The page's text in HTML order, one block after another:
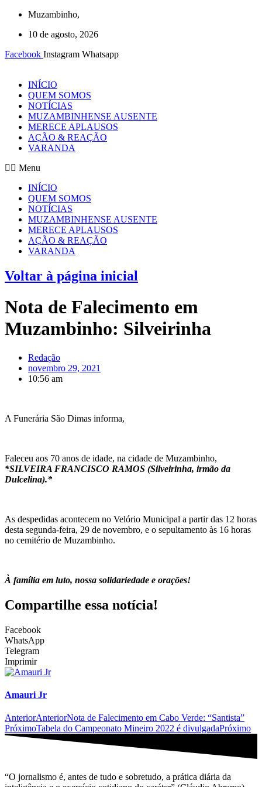
Muzambinho,
10 de agosto, 2026
Facebook Instagram Whatsapp
INÍCIO
QUEM SOMOS
NOTÍCIAS
MUZAMBINHENSE AUSENTE
MERECE APLAUSOS
AÇÃO & REAÇÃO
VARANDA
Menu
INÍCIO
QUEM SOMOS
NOTÍCIAS
MUZAMBINHENSE AUSENTE
MERECE APLAUSOS
AÇÃO & REAÇÃO
VARANDA
Voltar à página inicial
Nota de Falecimento em
Muzambinho: Silveirinha
Redação
novembro 29, 2021
10:56 am
A Funerária São Dimas informa,
Faleceu aos 70 anos de idade, na cidade de Muzambinho,
*SILVEIRA FRANCISCO RAMOS (Silveirinha, irmão da
Dulcelina).*
As despedidas acontecem no Velório Municipal a partir das 12 horas
desta segunda-feira, 29 de novembro, e o sepultamento às 16 horas
no cemitério de Muzambinho.
À família em luto, nossa solidariedade e orações!
Compartilhe essa notícia!
Facebook
WhatsApp
Telegram
Imprimir
Amauri Jr
AnteriorAnteriorNota de Falecimento em Cabo Verde: “Santista”
PróximoTabela do Campeonato Mineiro 2022 é divulgadaPróximo
“O jornalismo é, antes de tudo e sobretudo, a prática diária da